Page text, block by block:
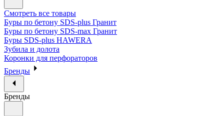
Смотреть все товары
Буры по бетону SDS-plus Гранит
Буры по бетону SDS-max Гранит
Буры SDS-plus HAWERA
Зубила и долота
Коронки для перфораторов
Бренды
Бренды